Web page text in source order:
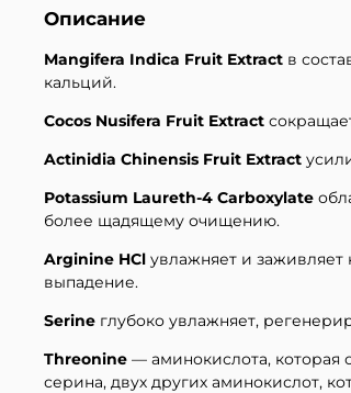
Описание
Mangifera Indica Fruit Extract в
кальций.
Cocos Nusifera Fruit Extract
Actinidia Chinensis Fruit Extract
Potassium Laureth-4 Carboxylate
более щадящему очищению.
Arginine HCl увлажняет и заживляет
выпадение.
Serine глубоко увлажняет,
Threonine — аминокислота, которая
серина, двух других аминокислот,